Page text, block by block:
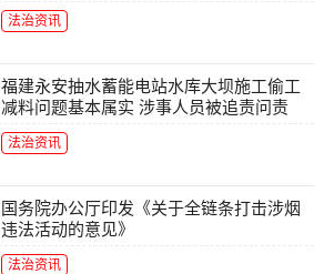
法治资讯
福建永安抽水蓄能电站水库大坝施工偷工
减料问题基本属实 涉事人员被追责问责
法治资讯
国务院办公厅印发《关于全链条打击涉烟
违法活动的意见》
法治资讯